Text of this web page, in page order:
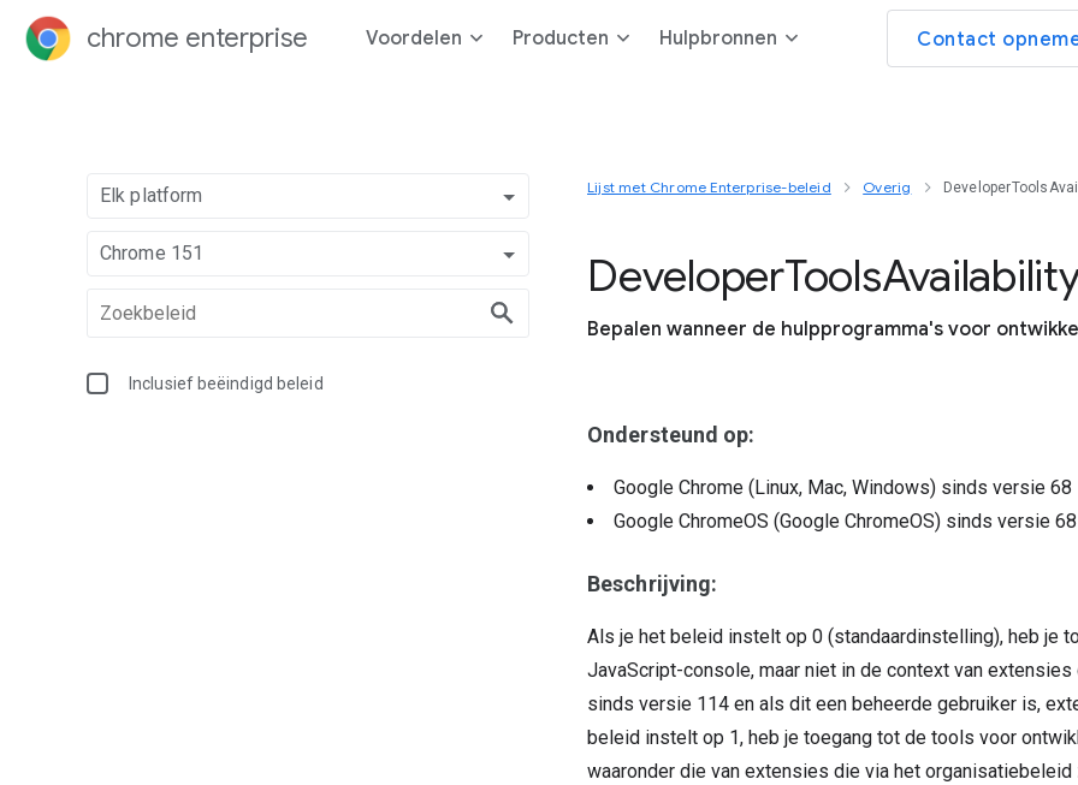
chrome enterprise Voordelen Producten Hulpbronnen Contact
Elk platform
Chrome 151
Inclusief beëindigd beleid
Lijst met Chrome Enterprise-beleid Overig
DeveloperTools
Bepalen wanneer de hulpprogramma's voor
Ondersteund op:
Google Chrome (Linux, Mac, Windows) sinds versie 68
Google ChromeOS (Google ChromeOS) sinds versie 68
Beschrijving:
Als je het beleid instelt op 0 (standaardinstelling), heb je
JavaScript-console, maar niet in de context van
sinds versie 114 en als dit een beheerde gebruiker is,
beleid instelt op 1, heb je toegang tot de tools voor
waaronder die van extensies die via het